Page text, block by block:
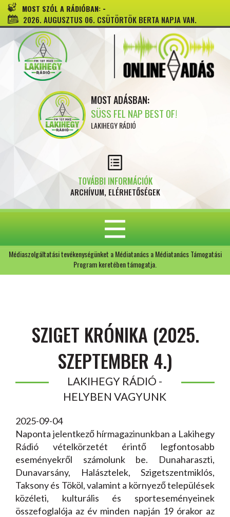
MOST SZÓL A RÁDIÓBAN: -
2026. AUGUSZTUS 06. CSÜTÖRTÖK BERTA NAPJA VAN.
MOST ADÁSBAN:
SÜSS FEL NAP BEST OF!
LAKIHEGY RÁDIÓ
TOVÁBBI INFORMÁCIÓK
ARCHÍVUM, ELÉRHETŐSÉGEK
Médiaszolgáltatási tevékenységünket a Médiatanács a Médiatanács Támogatási
Program keretében támogatja.
SZIGET KRÓNIKA (2025.
SZEPTEMBER 4.)
LAKIHEGY RÁDIÓ -
HELYBEN VAGYUNK
2025-09-04
Naponta jelentkező hírmagazinunkban a Lakihegy
Rádió vételkörzetét érintő legfontosabb
eseményekről számolunk be. Dunaharaszti,
Dunavarsány, Halásztelek, Szigetszentmiklós,
Taksony és Tököl, valamint a környező települések
közéleti, kulturális és sporteseményeinek
összefoglalója az év minden napján 19 órakor az